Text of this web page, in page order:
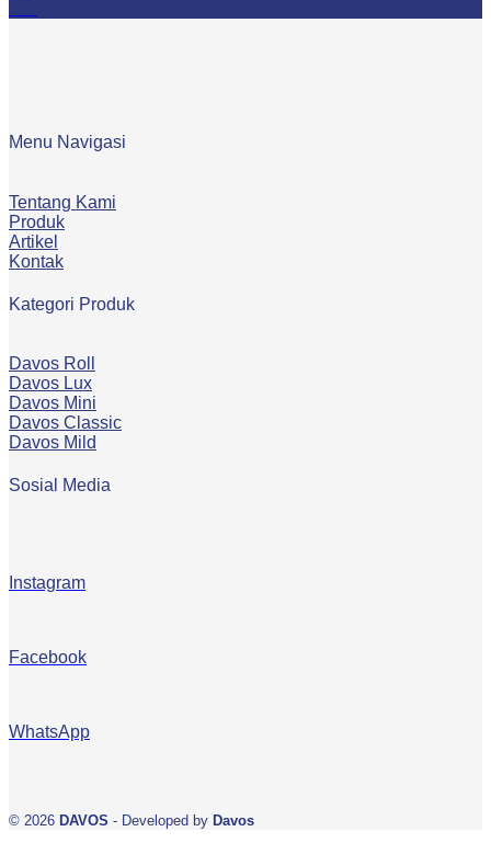
Menu Navigasi
Tentang Kami
Produk
Artikel
Kontak
Kategori Produk
Davos Roll
Davos Lux
Davos Mini
Davos Classic
Davos Mild
Sosial Media
Instagram
Facebook
WhatsApp
© 2026 DAVOS - Developed by Davos